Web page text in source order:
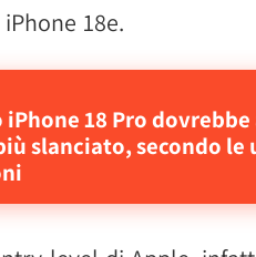
18e.
18 Pro
slanciato, secondo le